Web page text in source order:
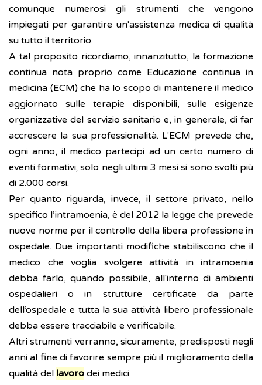
comunque numerosi gli strumenti che vengono
impiegati per garantire un'assistenza medica di qualità
su tutto il territorio.
A tal proposito ricordiamo, innanzitutto, la formazione
continua nota proprio come Educazione continua in
medicina (ECM) che ha lo scopo di mantenere il medico
aggiornato sulle terapie disponibili, sulle esigenze
organizzative del servizio sanitario e, in generale, di far
accrescere la sua professionalità. L'ECM prevede che,
ogni anno, il medico partecipi ad un certo numero di
eventi formativi; solo negli ultimi 3 mesi si sono svolti più
di 2.000 corsi.
Per quanto riguarda, invece, il settore privato, nello
specifico l’intramoenia, è del 2012 la legge che prevede
nuove norme per il controllo della libera professione in
ospedale. Due importanti modifiche stabiliscono che il
medico che voglia svolgere attività in intramoenia
debba farlo, quando possibile, all'interno di ambienti
ospedalieri o in strutture certificate da parte
dell’ospedale e tutta la sua attività libero professionale
debba essere tracciabile e verificabile.
Altri strumenti verranno, sicuramente, predisposti negli
anni al fine di favorire sempre più il miglioramento della
qualità del lavoro dei medici.